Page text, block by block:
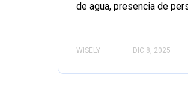
de agua, presencia de
WISELY DIC 8, 2025